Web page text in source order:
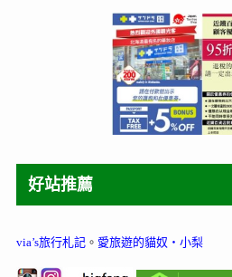
好站推薦
via’s旅行札記。 愛旅遊的貓奴‧小梨